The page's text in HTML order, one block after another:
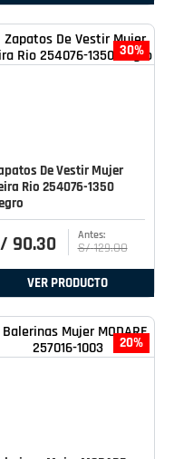
30%
De Vestir Mujer
Rio 254076-1350
90.30 S/ 129.00
VER PRODUCTO
20%